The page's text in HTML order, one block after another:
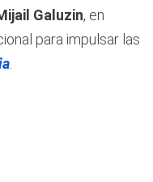
Galuzin, en
para impulsar las